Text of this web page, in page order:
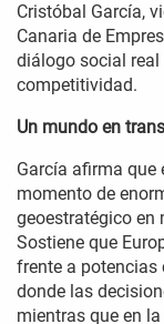
Cristóbal García,
Canaria de
diálogo social real
competitividad.
Un mundo en
García afirma que
momento de
geoestratégico en
Sostiene que
frente a potencias
donde las
mientras que en